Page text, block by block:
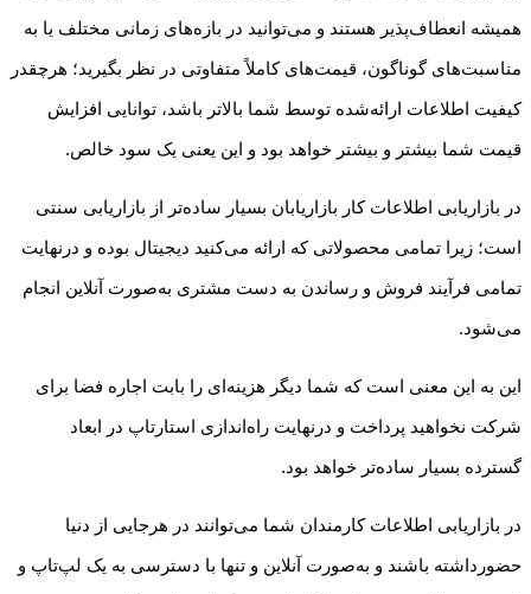
همیشه انعطاف‌پذیر هستند و می‌توانید در بازه‌های زمانی مختلف یا به
مناسبت‌های گوناگون، قیمت‌های کاملاً متفاوتی در نظر بگیرید؛ هرچقدر
کیفیت اطلاعات ارائه‌شده توسط شما بالاتر باشد، توانایی افزایش
قیمت شما بیشتر و بیشتر خواهد بود و این یعنی یک سود خالص.
در بازاریابی اطلاعات کار بازاریابان بسیار ساده‌تر از بازاریابی سنتی
است؛ زیرا تمامی محصولاتی که ارائه می‌کنید دیجیتال بوده و درنهایت
تمامی فرآیند فروش و رساندن به دست مشتری به‌صورت آنلاین انجام
می‌شود.
این به این معنی است که شما دیگر هزینه‌ای را بابت اجاره فضا برای
شرکت نخواهید پرداخت و درنهایت راه‌اندازی استارتاپ در ابعاد
گسترده بسیار ساده‌تر خواهد بود.
در بازاریابی اطلاعات کارمندان شما می‌توانند در هرجایی از دنیا
حضورداشته باشند و به‌صورت آنلاین و تنها با دسترسی به یک لپ‌تاپ و